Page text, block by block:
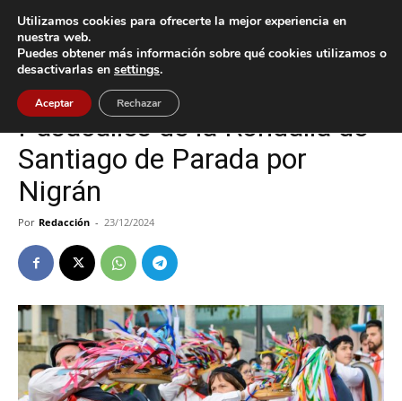
Inicio Nigrán
Nigrán
Pasacalles de la Rondalla de
Santiago de Parada por
Nigrán
Por Redacción - 23/12/2024
Utilizamos cookies para ofrecerte la mejor experiencia en
nuestra web.
Puedes obtener más información sobre qué cookies utilizamos o
desactivarlas en settings.
Aceptar Rechazar